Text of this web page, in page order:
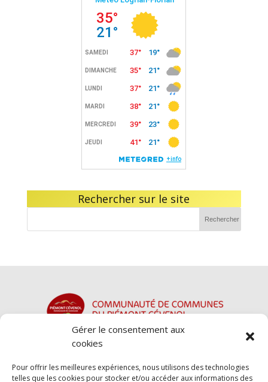
Gérer le consentement aux
cookies
Pour offrir les meilleures expériences, nous utilisons des technologies
telles que les cookies pour stocker et/ou accéder aux informations des
Rechercher sur le site